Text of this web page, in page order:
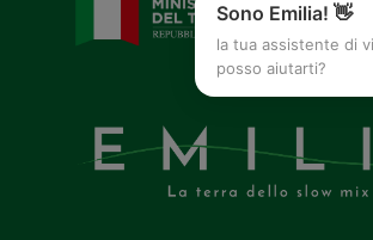
Sono Emilia! 👋
la tua assistente di
posso aiutarti?